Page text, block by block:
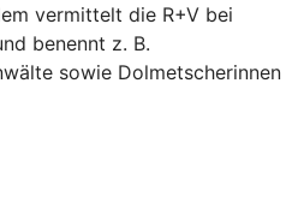
vermittelt die R+V bei
benennt z. B.
sowie Dolmetscherinnen